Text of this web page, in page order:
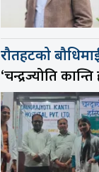
रौतहटको
‘चन्द्रज्योति